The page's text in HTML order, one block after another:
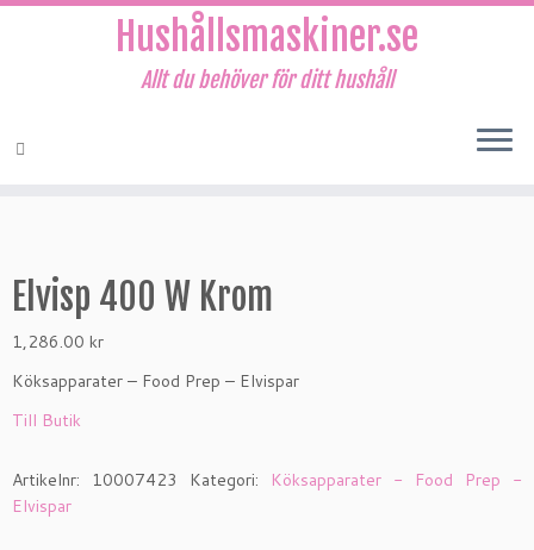
Hushållsmaskiner.se
Allt du behöver för ditt hushåll
Elvisp 400 W Krom
1,286.00 kr
Köksapparater – Food Prep – Elvispar
Till Butik
Artikelnr: 10007423 Kategori: Köksapparater - Food Prep -
Elvispar